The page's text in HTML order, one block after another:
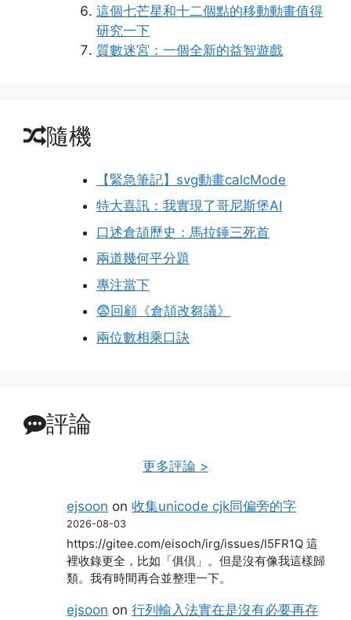
這個七芒星和十二個點的移動動畫值得
研究一下
質數迷宮：一個全新的益智遊戲
隨機
【緊急筆記】svg動畫calcMode
特大喜訊：我實現了哥尼斯堡AI
口述倉頡歷史：馬拉錘三死首
兩道幾何平分題
專注當下
😨回顧《倉頡改芻議》
兩位數相乘口訣
評論
更多評論 >
ejsoon on收集unicode cjk同偏旁的字
2026-08-03
https://gitee.com/eisoch/irg/issues/I5FR1Q 這
裡收錄更全，比如「俱倶」。但是沒有像我這樣歸
類。我有時間再合並整理一下。
ejsoon on行列輸入法實在是沒有必要再存